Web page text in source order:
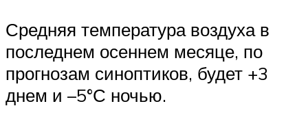
Средняя температура воздуха в
последнем осеннем месяце, по
прогнозам синоптиков, будет +3
днем и –5°С ночью.